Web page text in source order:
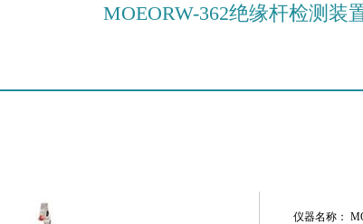
MOEORW-362绝缘杆检测装
仪器名称：